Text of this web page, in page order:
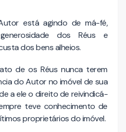
está agindo de má-fé,
dos Réus e
dos bens alheios.
de os Réus nunca terem
do Autor no imóvel de sua
a ele o direito de reivindicá-
teve conhecimento de
proprietários do imóvel.